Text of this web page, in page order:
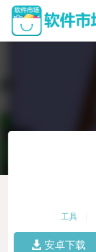
工具
安卓下载